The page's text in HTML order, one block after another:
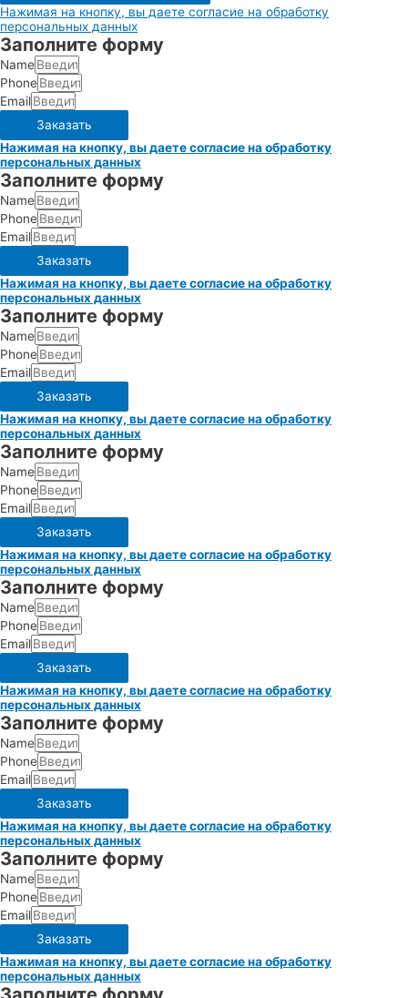
Нажимая на кнопку, вы даете согласие на обработку
персональных данных
Заполните форму
Name
Phone
Email
Заказать
Нажимая на кнопку, вы даете согласие на обработку
персональных данных
Заполните форму
Name
Phone
Email
Заказать
Нажимая на кнопку, вы даете согласие на обработку
персональных данных
Заполните форму
Name
Phone
Email
Заказать
Нажимая на кнопку, вы даете согласие на обработку
персональных данных
Заполните форму
Name
Phone
Email
Заказать
Нажимая на кнопку, вы даете согласие на обработку
персональных данных
Заполните форму
Name
Phone
Email
Заказать
Нажимая на кнопку, вы даете согласие на обработку
персональных данных
Заполните форму
Name
Phone
Email
Заказать
Нажимая на кнопку, вы даете согласие на обработку
персональных данных
Заполните форму
Name
Phone
Email
Заказать
Нажимая на кнопку, вы даете согласие на обработку
персональных данных